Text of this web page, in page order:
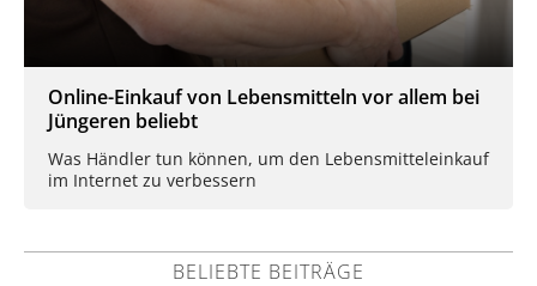
Online-Einkauf von Lebensmitteln vor allem bei
Jüngeren beliebt
Was Händler tun können, um den Lebensmitteleinkauf
im Internet zu verbessern
BELIEBTE BEITRÄGE